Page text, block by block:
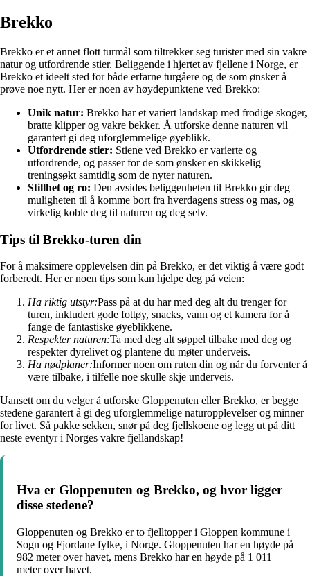
Brekko
Brekko er et annet flott turmål som tiltrekker seg turister med sin vakre
natur og utfordrende stier. Beliggende i hjertet av fjellene i Norge, er
Brekko et ideelt sted for både erfarne turgåere og de som ønsker å
prøve noe nytt. Her er noen av høydepunktene ved Brekko:
Unik natur: Brekko har et variert landskap med frodige skoger,
bratte klipper og vakre bekker. Å utforske denne naturen vil
garantert gi deg uforglemmelige øyeblikk.
Utfordrende stier: Stiene ved Brekko er varierte og
utfordrende, og passer for de som ønsker en skikkelig
treningsøkt samtidig som de nyter naturen.
Stillhet og ro: Den avsides beliggenheten til Brekko gir deg
muligheten til å komme bort fra hverdagens stress og mas, og
virkelig koble deg til naturen og deg selv.
Tips til Brekko-turen din
For å maksimere opplevelsen din på Brekko, er det viktig å være godt
forberedt. Her er noen tips som kan hjelpe deg på veien:
Ha riktig utstyr:Pass på at du har med deg alt du trenger for
turen, inkludert gode fottøy, snacks, vann og et kamera for å
fange de fantastiske øyeblikkene.
Respekter naturen:Ta med deg alt søppel tilbake med deg og
respekter dyrelivet og plantene du møter underveis.
Ha nødplaner:Informer noen om ruten din og når du forventer å
være tilbake, i tilfelle noe skulle skje underveis.
Uansett om du velger å utforske Gloppenuten eller Brekko, er begge
stedene garantert å gi deg uforglemmelige naturopplevelser og minner
for livet. Så pakke sekken, snør på deg fjellskoene og legg ut på ditt
neste eventyr i Norges vakre fjellandskap!
Hva er Gloppenuten og Brekko, og hvor ligger
disse stedene?
Gloppenuten og Brekko er to fjelltopper i Gloppen kommune i
Sogn og Fjordane fylke, i Norge. Gloppenuten har en høyde på
982 meter over havet, mens Brekko har en høyde på 1 011
meter over havet.